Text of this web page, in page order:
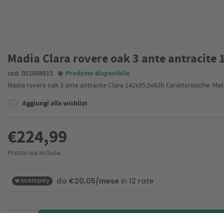
Madia Clara rovere oak 3 ante antracite
cod. 001088915 Prodotto disponibile
Madia rovere oak 3 ante antracite Clara 142x35,5x83h Caratteristiche:
Aggiungi alla wishlist
€224,99
Prezzo iva inclusa